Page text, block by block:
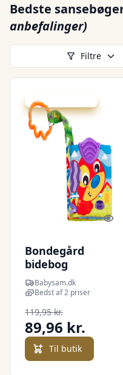
Bedste
anbefalinger)
Filtre
Udsalg - spar 25 %
Bondegård
bidebog
Babysam.dk
Bedst af 2 priser
119,95 kr.
89,96 kr.
Til butik